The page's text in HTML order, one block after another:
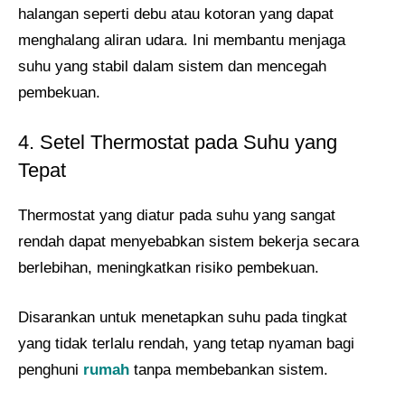
halangan seperti debu atau kotoran yang dapat
menghalang aliran udara. Ini membantu menjaga
suhu yang stabil dalam sistem dan mencegah
pembekuan​.
4. Setel Thermostat pada Suhu yang
Tepat
Thermostat yang diatur pada suhu yang sangat
rendah dapat menyebabkan sistem bekerja secara
berlebihan, meningkatkan risiko pembekuan.
Disarankan untuk menetapkan suhu pada tingkat
yang tidak terlalu rendah, yang tetap nyaman bagi
penghuni rumah tanpa membebankan sistem.